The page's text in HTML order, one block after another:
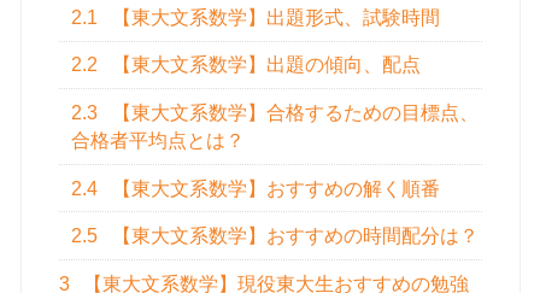
2.1 【東大文系数学】出題形式、試験時間
2.2 【東大文系数学】出題の傾向、配点
2.3
【東大文系数学】合格するための目標点、
合格者平均点とは？
2.4 【東大文系数学】おすすめの解く順番
2.5 【東大文系数学】おすすめの時間配分は？
3
【東大文系数学】現役東大生おすすめの勉強